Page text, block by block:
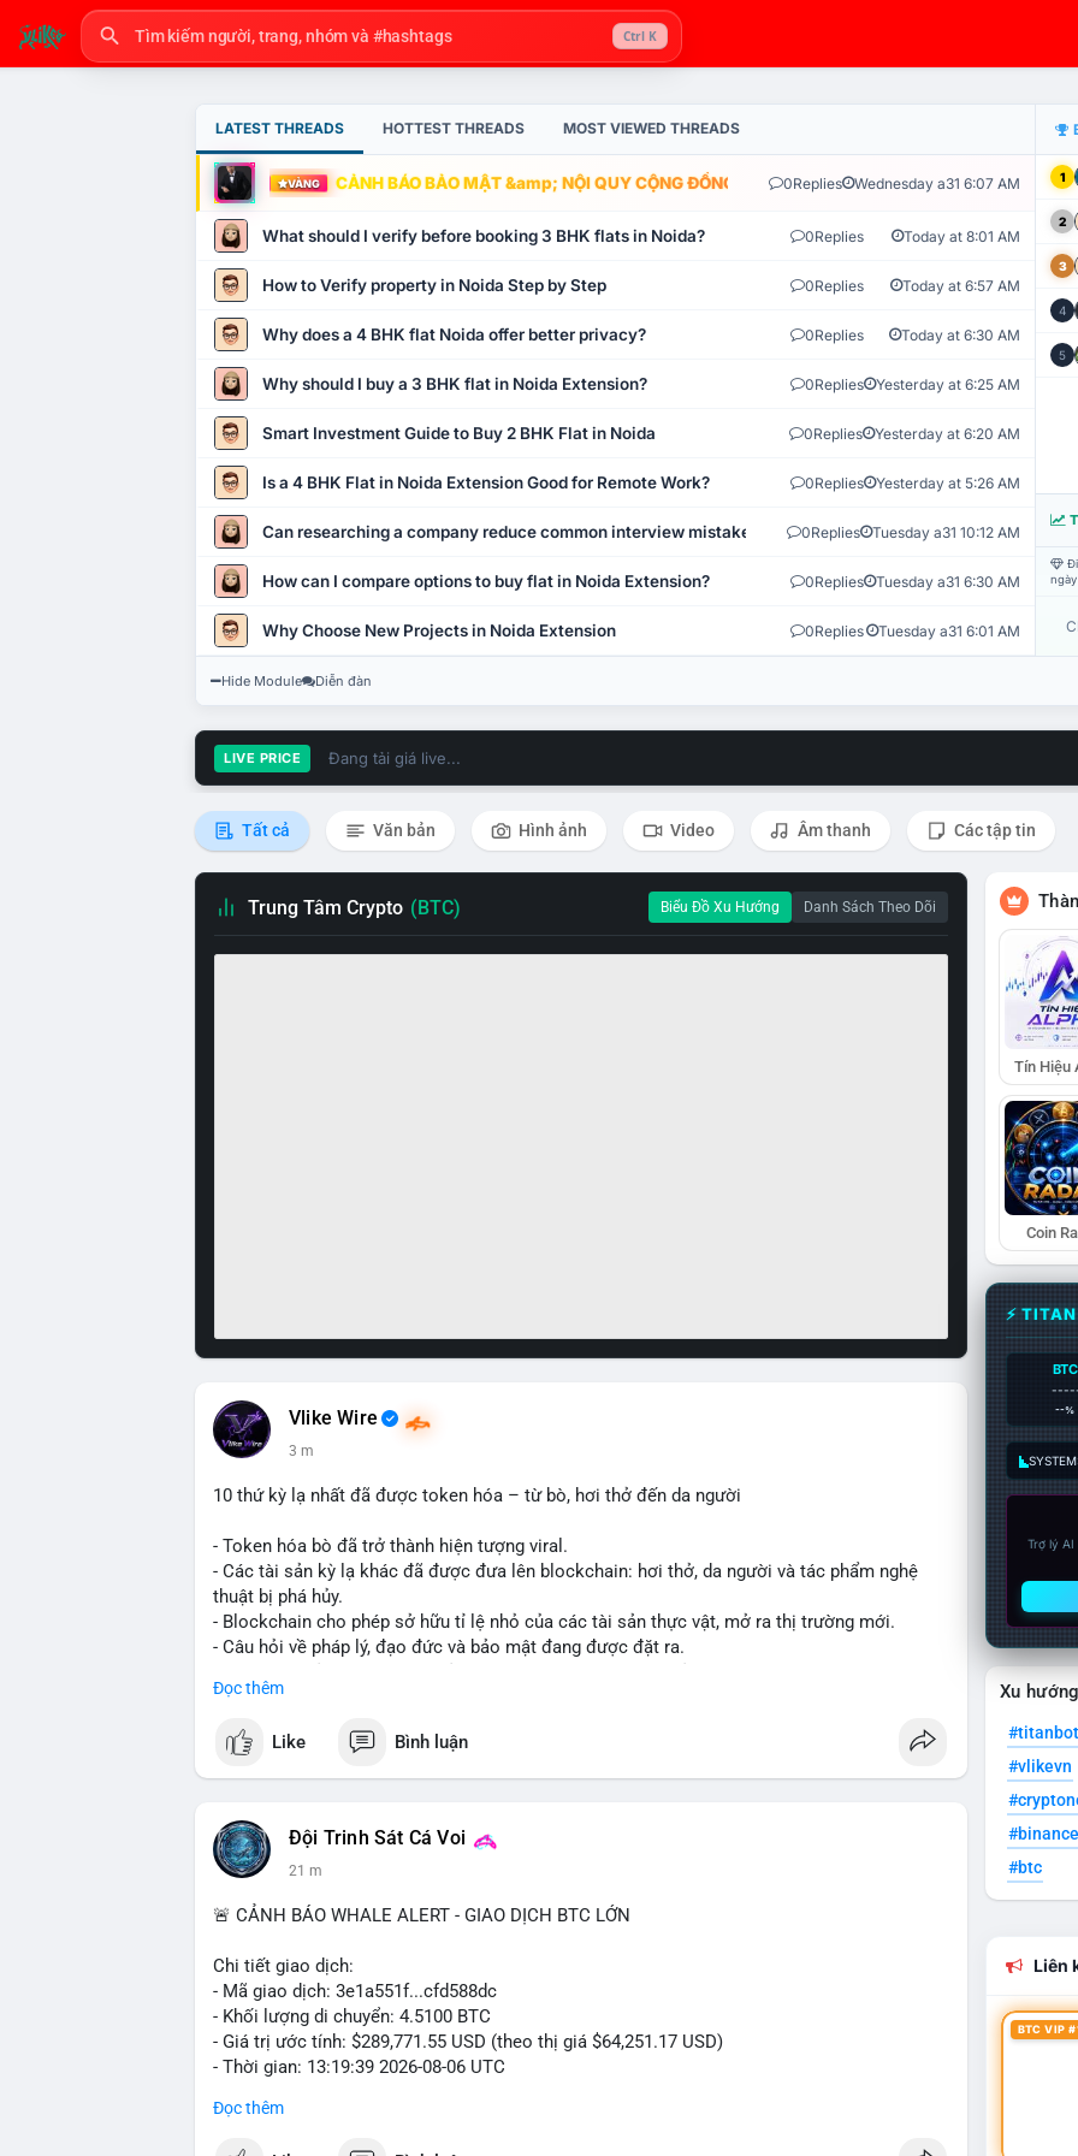
Ctrl K
LATEST THREADS HOTTEST THREADS MOST VIEWED THREADS
VÀNG CẢNH BÁO BẢO MẬT &amp; NỘI QUY CỘNG ĐỒNG VLIKE.VN: HỆ THỐNG GIÁM SÁT TỰ
0Replies Wednesday a31 6:07 AM
What should I verify before booking 3 BHK flats in Noida? 0Replies Today at 8:01 AM
How to Verify property in Noida Step by Step 0Replies Today at 6:57 AM
Why does a 4 BHK flat Noida offer better privacy? 0Replies Today at 6:30 AM
Why should I buy a 3 BHK flat in Noida Extension? 0Replies Yesterday at 6:25 AM
Smart Investment Guide to Buy 2 BHK Flat in Noida 0Replies Yesterday at 6:20 AM
Is a 4 BHK Flat in Noida Extension Good for Remote Work? 0Replies Yesterday at 5:26 AM
Can researching a company reduce common interview mistakes? 0Replies Tuesday a31 10:12 AM
How can I compare options to buy flat in Noida Extension? 0Replies Tuesday a31 6:30 AM
Why Choose New Projects in Noida Extension 0Replies Tuesday a31 6:01 AM
1
2
3
4
5
Hide Module Diễn đàn
LIVE PRICE Đang tải giá live...
Tất cả Văn bản Hình ảnh Video Âm thanh Các tập tin
Trung Tâm Crypto (BTC) Biểu Đồ Xu Hướng Danh Sách Theo Dõi
Vlike Wire
3 m
10 thứ kỳ lạ nhất đã được token hóa – từ bò, hơi thở đến da người
- Token hóa bò đã trở thành hiện tượng viral.
- Các tài sản kỳ lạ khác đã được đưa lên blockchain: hơi thở, da người và tác phẩm nghệ
thuật bị phá hủy.
- Blockchain cho phép sở hữu tỉ lệ nhỏ của các tài sản thực vật, mở ra thị trường mới.
- Câu hỏi về pháp lý, đạo đức và bảo mật đang được đặt ra.
$btc $eth
#vlikevn #titanbot
📰 Nguồn: Cointelegraph
Đọc thêm
Like Bình luận
Đội Trinh Sát Cá Voi
21 m
🚨 CẢNH BÁO WHALE ALERT - GIAO DỊCH BTC LỚN
Chi tiết giao dịch:
- Mã giao dịch: 3e1a551f...cfd588dc
- Khối lượng di chuyển: 4.5100 BTC
- Giá trị ước tính: $289,771.55 USD (theo thị giá $64,251.17 USD)
- Thời gian: 13:19:39 2026-08-06 UTC
Nhận định phân tích:
Đọc thêm
Tín Hiệu
Coin
⚡
BTC
--%
Trợ lý
Xu
#titanbot
#vlikevn
#btc
Liên
BTC VIP